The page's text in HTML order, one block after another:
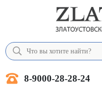
8-9000-28-28-24